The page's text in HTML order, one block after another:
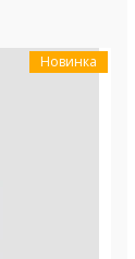
Новинка